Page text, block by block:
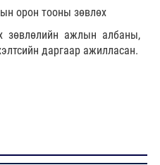
орон тооны зөвлөх
зөвлөлийн ажлын албаны,
даргаар ажилласан.